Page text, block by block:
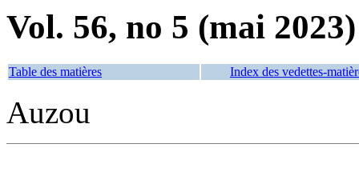
Vol. 56, no 5 (mai 2023)
Table des matières Index des vedettes-
Auzou